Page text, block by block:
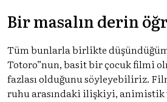
Bir masalın derin
Tüm bunlarla birlikte
Totoro”nun, basit bir çocuk filmi
fazlası olduğunu söyleyebiliriz.
ruhu arasındaki ilişkiyi, animistik